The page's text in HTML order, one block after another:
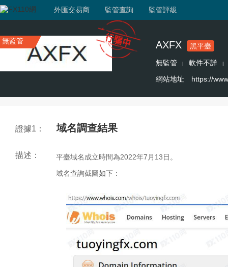
外匯交易商 監管查詢 監管評級
無監管 AXFX 黑平臺
無監管 | 軟件不詳 |
網站地址 https://
證據1： 域名調查結果
描述：
平臺域名成立時間為2022年7月13日。
域名查詢截圖如下：